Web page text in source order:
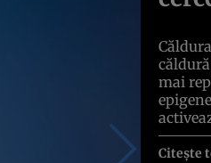
mai
Citește